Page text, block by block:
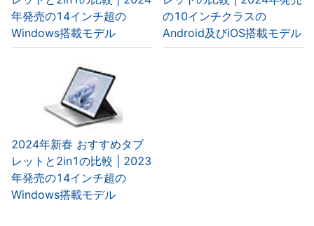
年発売の14インチ超の
Windows搭載モデル
の10インチクラスの
Android及びiOS搭載モデル
2024年新春 おすすめタブ
レットと2in1の比較 | 2023
年発売の14インチ超の
Windows搭載モデル